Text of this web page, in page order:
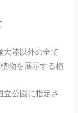
大陸以外の全て
物を展示する植
立公園に指定さ